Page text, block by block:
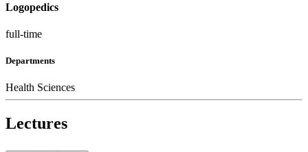
Logopedics
full-time
Departments
Health Sciences
Lectures